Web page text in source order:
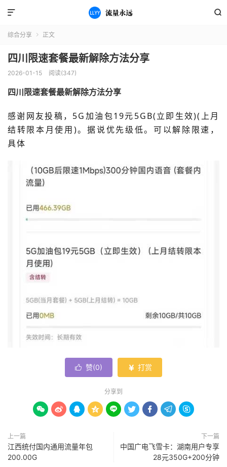


综合分享  正文
四川限速套餐最新解除方法分享
2026-01-15 阅读(347)
四川限速套餐最新解除方法分享
感谢网友投稿，5G加油包19元5GB(立即生效)(上月
结转限本月使用)。据说优先级低。可以解除限速，
具体
 赞(0)  打赏
分享到
        
上一篇
江西统付国内通用流量年包
200.00G
下一篇
中国广电飞雪卡：湖南用户专享
28元350G+200分钟